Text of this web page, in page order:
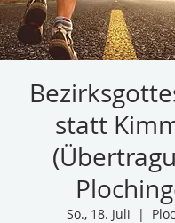
statt
So., 18. Juli
  |